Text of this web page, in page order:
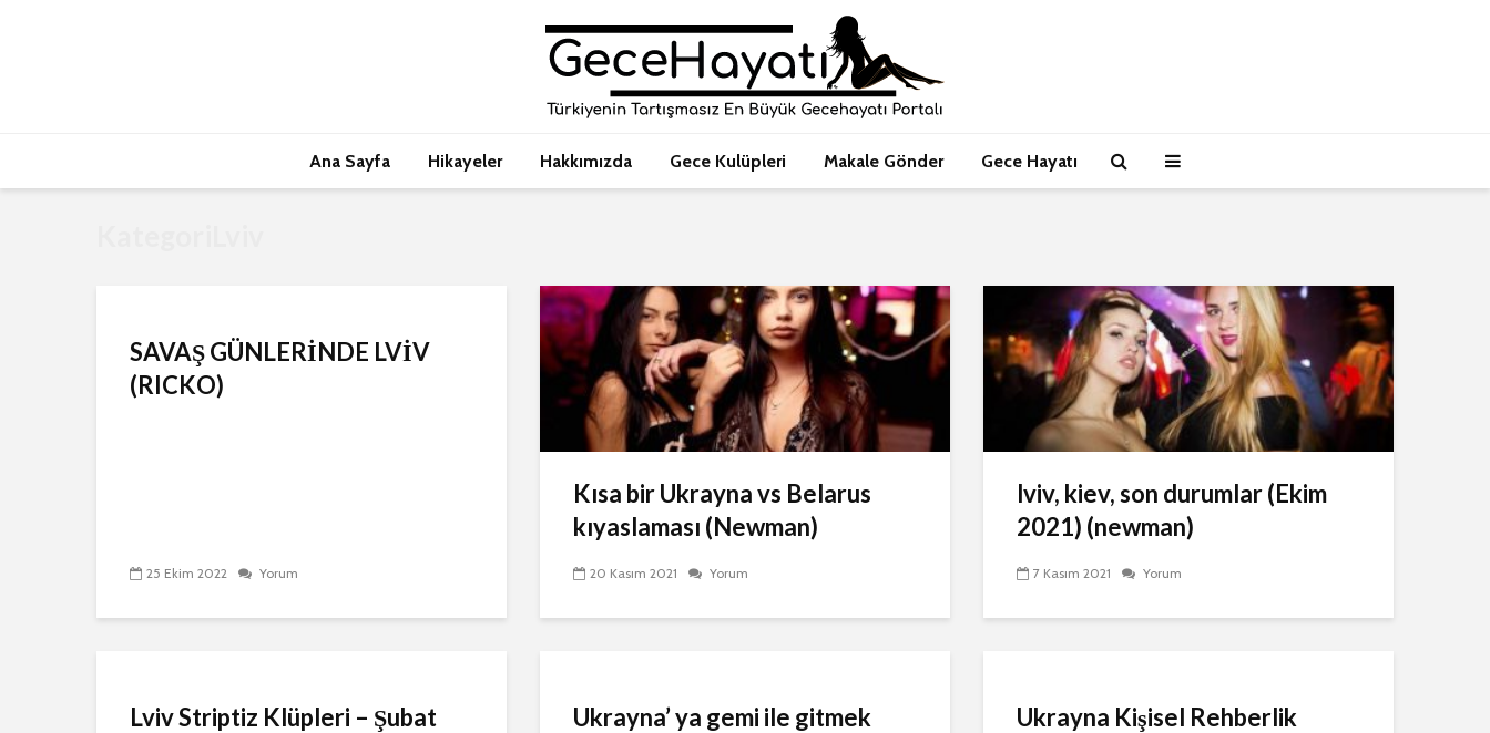
Ana Sayfa Hikayeler Hakkımızda Gece Kulüpleri Makale Gönder Gece Hayatı
SAVAŞ GÜNLERİNDE LVİV
(RICKO)
25 Ekim 2022 Yorum
Kısa bir Ukrayna vs Belarus
kıyaslaması (Newman)
20 Kasım 2021 Yorum
lviv, kiev, son durumlar (Ekim
2021) (newman)
7 Kasım 2021 Yorum
Lviv Striptiz Klüpleri – Şubat
Ukrayna’ ya gemi ile gitmek
Ukrayna Kişisel Rehberlik